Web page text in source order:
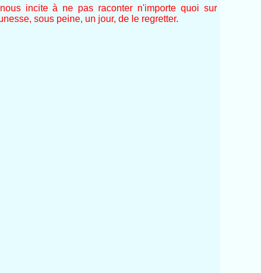
incite à ne pas raconter n'importe quoi sur
sous peine, un jour, de le regretter.